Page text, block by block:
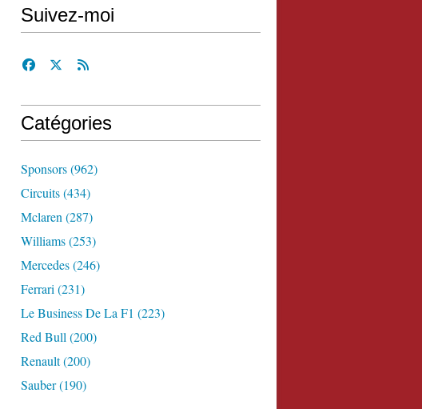
Suivez-moi
Catégories
Sponsors(962)
Circuits(434)
Mclaren (287)
Williams(253)
Mercedes(246)
Ferrari (231)
Le Business De La F1 (223)
Red Bull (200)
Renault(200)
Sauber(190)